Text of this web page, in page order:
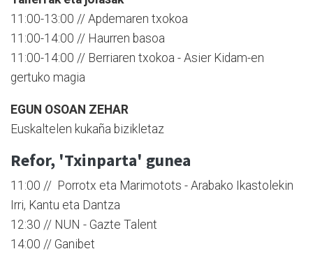
11:00-13:00 // Apdemaren txokoa
11:00-14:00 // Haurren basoa
11:00-14:00 // Berriaren txokoa - Asier Kidam-en
gertuko magia
EGUN OSOAN ZEHAR
Euskaltelen kukaña bizikletaz
Refor, 'Txinparta' gunea
11:00 // Porrotx eta Marimotots - Arabako Ikastolekin
Irri, Kantu eta Dantza
12:30 // NUN - Gazte Talent
14:00 // Ganibet